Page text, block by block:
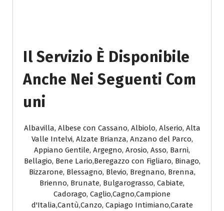
Il Servizio È Disponibile
Anche Nei Seguenti Com
Uni
Albavilla, Albese con Cassano, Albiolo, Alserio, Alta
Valle Intelvi, Alzate Brianza, Anzano del Parco,
Appiano Gentile, Argegno, Arosio, Asso, Barni,
Bellagio, Bene Lario,Beregazzo con Figliaro, Binago,
Bizzarone, Blessagno, Blevio, Bregnano, Brenna,
Brienno, Brunate, Bulgarograsso, Cabiate,
Cadorago, Caglio,Cagno,Campione
d'Italia,Cantù,Canzo, Capiago Intimiano,Carate